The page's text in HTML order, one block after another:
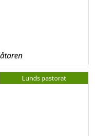
Lunds pastorat